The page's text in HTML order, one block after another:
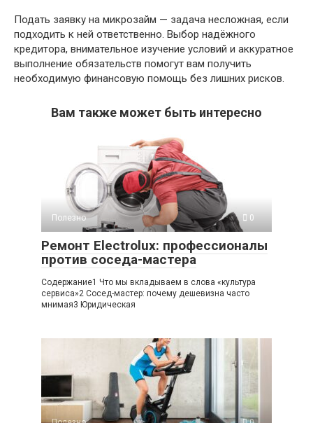
Подать заявку на микрозайм — задача несложная, если
подходить к ней ответственно. Выбор надёжного
кредитора, внимательное изучение условий и аккуратное
выполнение обязательств помогут вам получить
необходимую финансовую помощь без лишних рисков.
Вам также может быть интересно
Полезно 0
Ремонт Electrolux: профессионалы
против соседа-мастера
Содержание1 Что мы вкладываем в слова «культура
сервиса»2 Сосед-мастер: почему дешевизна часто
мнимая3 Юридическая